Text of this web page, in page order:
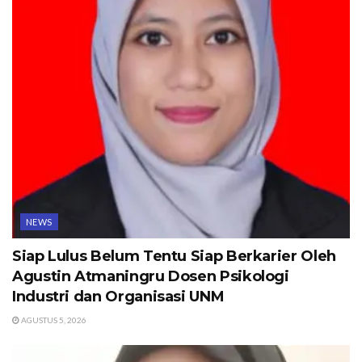
NEWS
Siap Lulus Belum Tentu Siap Berkarier Oleh
Agustin Atmaningru Dosen Psikologi
Industri dan Organisasi UNM
AGUSTUS 5, 2026